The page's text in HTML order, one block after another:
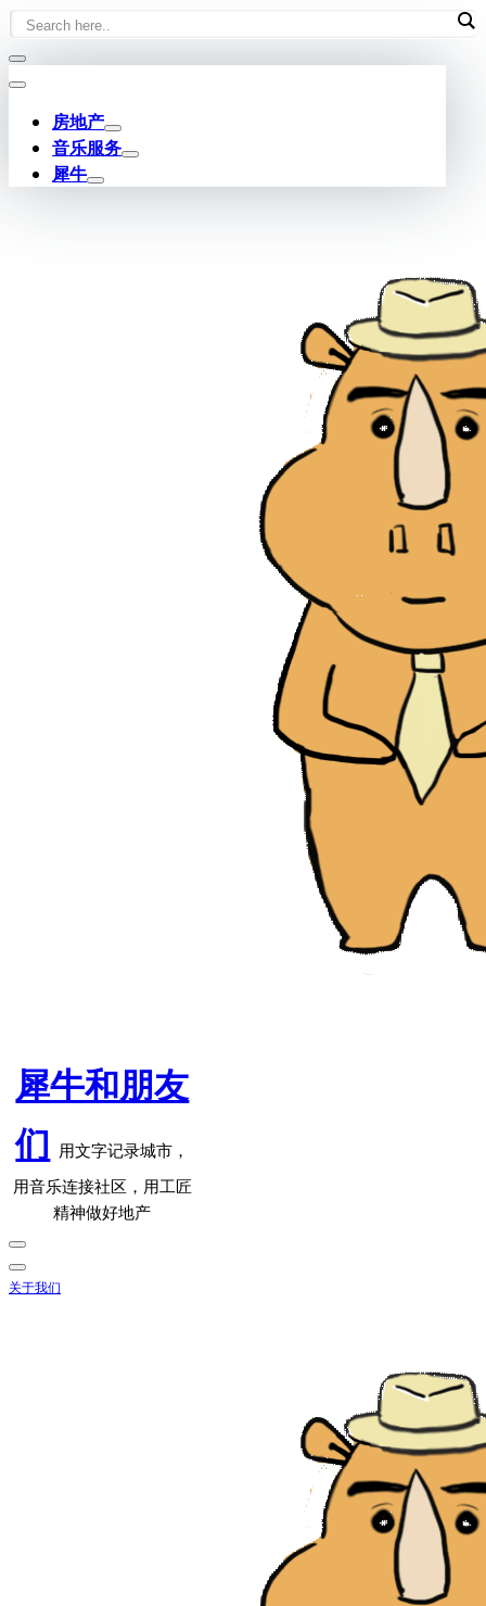
Skip
content
房地产
音乐服务
犀牛
犀牛和朋友
们 用文字记录城市，
用音乐连接社区，用工匠
精神做好地产
关于我们